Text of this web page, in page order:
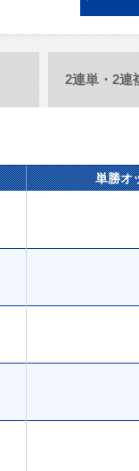
2連単・2連
単勝オ